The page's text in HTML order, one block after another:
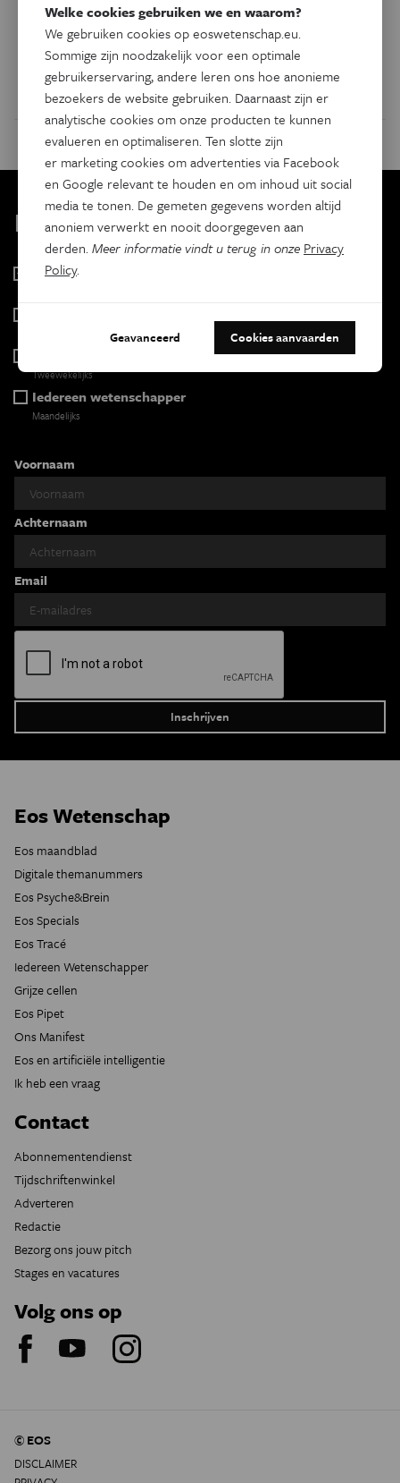
drinkwater. Maar er kleven ook nadelen aan: gevaarlijk
infectieziektes gedijen goed in de omgeving van
stuwdammen.
DoorTine Huyse, Hans Carolus,Ruben Schols
Kies je nieuwsbrief
Eos Wetenschap
Tweewekelijks
Iedereen wetenschapper
Maandelijks
Voornaam
Achternaam
Email
Eos Wetenschap
Eos maandblad
Digitale themanummers
Eos Psyche&Brein
Eos Specials
Eos Tracé
Iedereen Wetenschapper
Grijze cellen
Eos Pipet
Ons Manifest
Eos en artificiële intelligentie
Ik heb een vraag
Contact
Abonnementendienst
Tijdschriftenwinkel
Adverteren
Redactie
Bezorg ons jouw pitch
Stages en vacatures
Volg ons op
© EOS
DISCLAIMER
Welke cookies gebruiken we en waarom?
We gebruiken cookies op eoswetenschap.eu.
Sommige zijn noodzakelijk voor een optimale
gebruikerservaring, andere leren ons hoe anonieme
bezoekers de website gebruiken. Daarnaast zijn er
analytische cookies om onze producten te kunnen
evalueren en optimaliseren. Ten slotte zijn
er marketing cookies om advertenties via Facebook
en Google relevant te houden en om inhoud uit social
media te tonen. De gemeten gegevens worden altijd
anoniem verwerkt en nooit doorgegeven aan
derden.Meer informatie vindt u terug in onze Privacy
Policy.
Geavanceerd Cookies aanvaarden